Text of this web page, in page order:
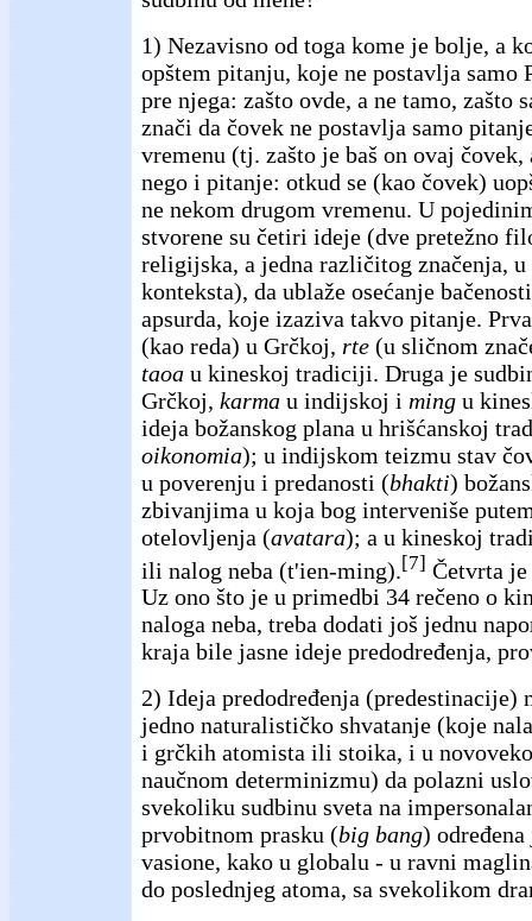
1) Nezavisno od toga kome je bolje, a
opštem pitanju, koje ne postavlja samo
pre njega: zašto ovde, a ne tamo, zašto
znači da čovek ne postavlja samo
vremenu (tj. zašto je baš on ovaj čovek,
nego i pitanje: otkud se (kao čovek)
ne nekom drugom vremenu. U
stvorene su četiri ideje (dve pretežno
religijska, a jedna različitog značenja,
konteksta), da ublaže osećanje
apsurda, koje izaziva takvo pitanje.
(kao reda) u Grčkoj, rte (u sličnom
taoa u kineskoj tradiciji. Druga je
Grčkoj, karma u indijskoj i ming u
ideja božanskog plana u hrišćanskoj
oikonomia); u indijskom teizmu stav
u poverenju i predanosti (bhakti)
zbivanjima u koja bog interveniše
otelovljenja (avatara); a u kineskoj
ili nalog neba (t'ien-ming). [7] Četvrta je
Uz ono što je u primedbi 34 rečeno o
naloga neba, treba dodati još jednu
kraja bile jasne ideje predodređenja,
2) Ideja predodređenja (predestinacije)
jedno naturalističko shvatanje (koje
i grčkih atomista ili stoika, i u
naučnom determinizmu) da polazni
svekoliku sudbinu sveta na
prvobitnom prasku (big bang)
vasione, kako u globalu - u ravni
do poslednjeg atoma, sa svekolikom